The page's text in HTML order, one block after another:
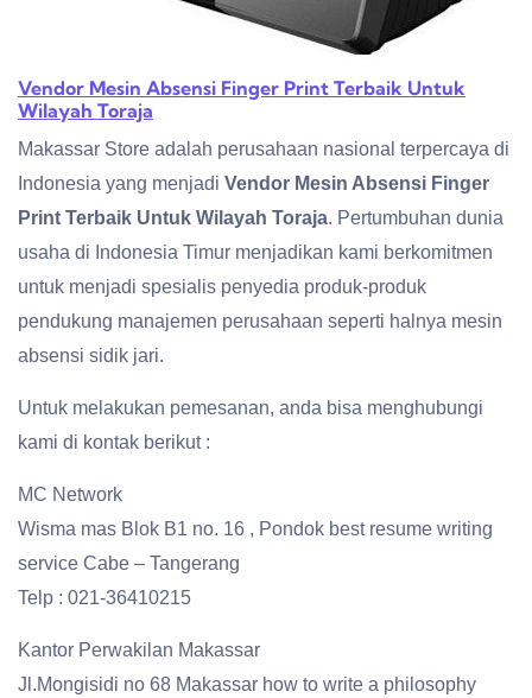
Vendor Mesin Absensi Finger Print Terbaik Untuk
Wilayah Toraja
Makassar Store adalah perusahaan nasional terpercaya di
Indonesia yang menjadi Vendor Mesin Absensi Finger
Print Terbaik Untuk Wilayah Toraja. Pertumbuhan dunia
usaha di Indonesia Timur menjadikan kami berkomitmen
untuk menjadi spesialis penyedia produk-produk
pendukung manajemen perusahaan seperti halnya mesin
absensi sidik jari.
Untuk melakukan pemesanan, anda bisa menghubungi
kami di kontak berikut :
MC Network
Wisma mas Blok B1 no. 16 , Pondok best resume writing
service Cabe – Tangerang
Telp : 021-36410215
Kantor Perwakilan Makassar
Jl.Mongisidi no 68 Makassar how to write a philosophy